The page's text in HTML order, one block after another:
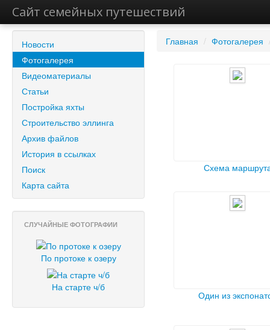
Сайт семейных путешествий
Новости
Фотогалерея
Видеоматериалы
Статьи
Постройка яхты
Строительство эллинга
Архив файлов
История в ссылках
Поиск
Карта сайта
СЛУЧАЙНЫЕ ФОТОГРАФИИ
По протоке к озеру
На старте ч/б
Главная / Фотогалерея
Схема
Один из